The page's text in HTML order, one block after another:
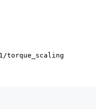
torque_scaling